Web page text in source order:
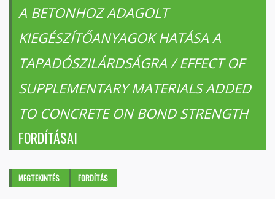
A BETONHOZ ADAGOLT
KIEGÉSZÍTŐANYAGOK HATÁSA A
TAPADÓSZILÁRDSÁGRA / EFFECT OF
SUPPLEMENTARY MATERIALS ADDED
TO CONCRETE ON BOND STRENGTH
FORDÍTÁSAI
Elsődleges fülek
MEGTEKINTÉS FORDÍTÁS